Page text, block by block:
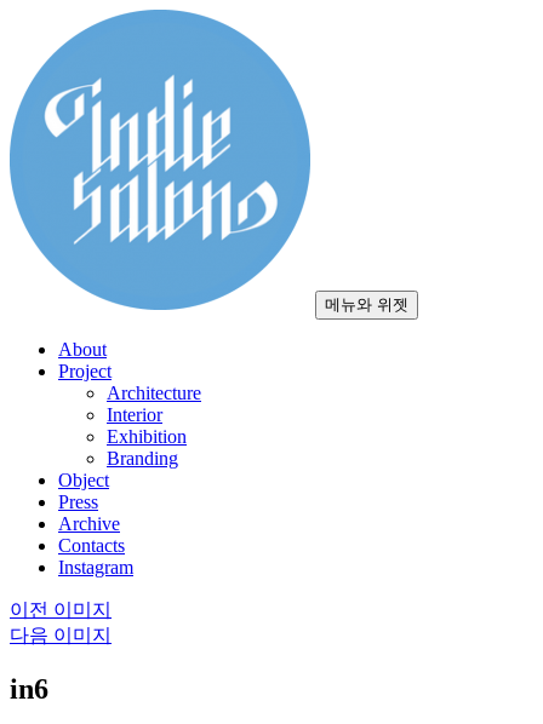
로
건
너
뛰
기
메뉴와 위젯
About
Project
Architecture
Interior
Exhibition
Branding
Object
Press
Archive
Contacts
Instagram
이전 이미지
다음 이미지
in6